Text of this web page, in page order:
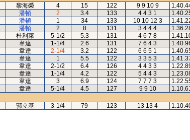
黎海榮 4 15 122 9 9 10 9
潘頓 2 3.4 133 4 4 3 1
潘頓 1 34 133 10 10 12 3
潘頓 2 8 131 3 4 4 4
杜利萊 5-1/2 5.3 131 4 6 7 8
韋達 1-1/4 2.6 131 7 6 4 3
韋達 2-1/4 3.2 122 6 6 5 1
韋達 1 5.5 122 3 3 5 3
韋達 2-1/2 6.4 126 4 4 3 3
韋達 1-1/4 4.2 122 5 4 4 3
韋達 3 6.9 124 7 7 7 3
韋達 5-1/4 4.5 127 9 9 10
郭立基 3-1/4 79 123 13 13 4